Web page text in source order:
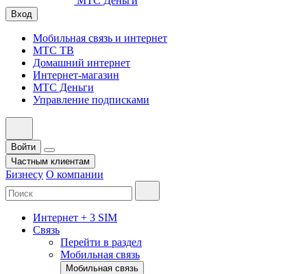
Вход
Мобильная связь и интернет
МТС ТВ
Домашний интернет
Интернет-магазин
МТС Деньги
Управление подписками
Войти
Частным клиентам
Бизнесу О компании
Интернет + 3 SIM
Связь
Перейти в раздел
Мобильная связь
Мобильная связь